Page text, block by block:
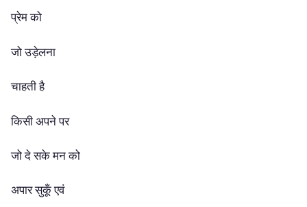
प्रेम को
जो उड़ेलना
चाहती है
किसी अपने पर
जो दे सके मन को
अपार सुकूँ एवं